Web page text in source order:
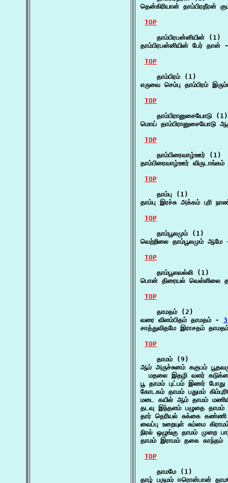
தென்கிரியான் தாம்பிரதீரன்
TOP
    தாம்பிரபன்னியின் (1)
தாம்பிரபன்னியின் பேர்
TOP
    தாம்பிரம் (1)
எருவை செம்பு தாம்பிரம்
TOP
    தாம்பிரானுசையோடு (1)
மொய் தாம்பிரானுசையோடு
TOP
    தாம்பிரைவாழ்ஊர் (1)
தாம்பிரைவாழ்ஊர்
TOP
    தாம்பு (1)
தாம்பு இரச்சு அக்கம்
TOP
    தாம்பூலமும் (1)
வெற்றிலை தாம்பூலமும்
TOP
    தாம்பூலவல்லி (1)
பொன் திரையல் வெள்ளிலை
TOP
    தாமதம் (2)
வரை விளம்பிதம் தாமதம் -
சாத்துவிதமே இராசதம்
TOP
    தாமம் (9)
ஆம் அருச்சுனம் ககுபம்
மதலை இதழி வளர்
பூ தாமம் புட்பம் இணர்
கோடகம் தாமம் பதுமம்
மடை கயில் ஆம் தாமம்
தடவு இந்தளம் பழுதை
தார் தெரியல் சுக்கை
வைப்பு உறையுள் சும்மை
நிரல் ஒழுங்கு தாமம் முறை
தாமம் இராமம் தகை
TOP
    தாமமே (1)
தாழ் பருமம் ஈரொன்பான்